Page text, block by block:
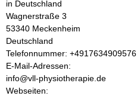
a
l
t
in Deutschland
Wagnerstraße 3
53340 Meckenheim
Deutschland
K
o
n
t
Telefonnummer: +4917634909576
E-Mail-Adressen:
info@vll-physiotherapie.de
Webseiten: